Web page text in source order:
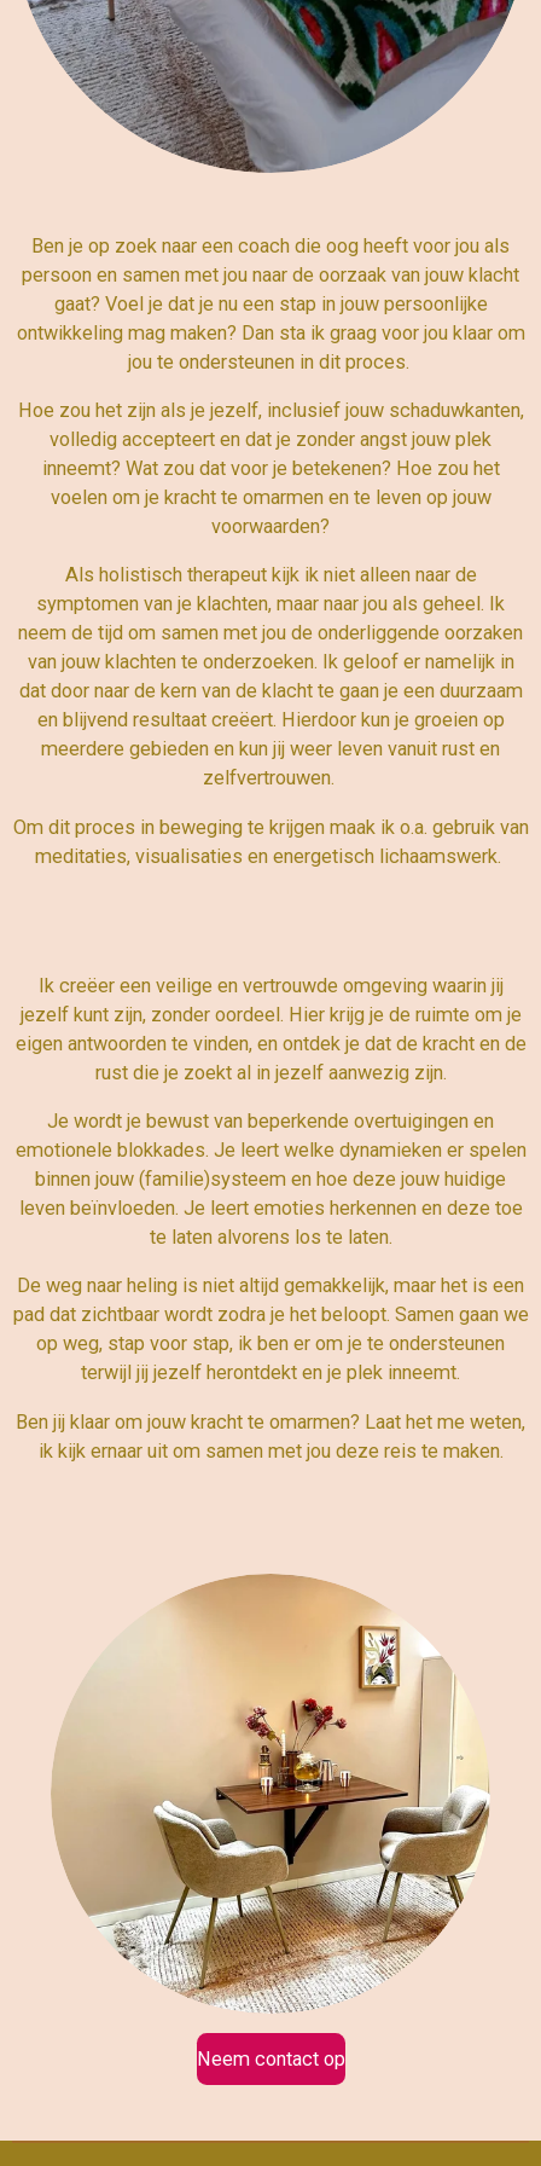
Ben je op zoek naar een coach die oog heeft voor jou als
persoon en samen met jou naar de oorzaak van jouw klacht
gaat? Voel je dat je nu een stap in jouw persoonlijke
ontwikkeling mag maken? Dan sta ik graag voor jou klaar om
jou te ondersteunen in dit proces.
Hoe zou het zijn als je jezelf, inclusief jouw schaduwkanten,
volledig accepteert en dat je zonder angst jouw plek
inneemt? Wat zou dat voor je betekenen? Hoe zou het
voelen om je kracht te omarmen en te leven op jouw
voorwaarden?
Als holistisch therapeut kijk ik niet alleen naar de
symptomen van je klachten, maar naar jou als geheel. Ik
neem de tijd om samen met jou de onderliggende oorzaken
van jouw klachten te onderzoeken. Ik geloof er namelijk in
dat door naar de kern van de klacht te gaan je een duurzaam
en blijvend resultaat creëert. H ierdoor kun je groeien op
meerdere gebieden en kun jij weer leven vanuit rust en
zelfvertrouwen.
Om dit proces in beweging te krijgen maak ik o.a. gebruik van
meditaties, visualisaties en energetisch lichaamswerk.
Ik creëer een veilige en vertrouwde omgeving waarin jij
jezelf kunt zijn, zonder oordeel. Hier krijg je de ruimte om je
eigen antwoorden te vinden, en ontdek je dat de kracht en de
rust die je zoekt al in jezelf aanwezig zijn.
Je wordt je bewust van beperkende overtuigingen en
emotionele blokkades. Je leert welke dynamieken er spelen
binnen jouw (familie)systeem en hoe deze jouw huidige
leven beïnvloeden. Je leert emoties herkennen en deze toe
te laten alvorens los te laten.
De weg naar heling is niet altijd gemakkelijk, maar het is een
pad dat zichtbaar wordt zodra je het beloopt. Samen gaan we
op weg, stap voor stap, ik ben er om je te ondersteunen
terwijl jij jezelf herontdekt en je plek inneemt.
Ben jij klaar om jouw kracht te omarmen? Laat het me weten,
ik kijk ernaar uit om samen met jou deze reis te maken.
Neem contact op